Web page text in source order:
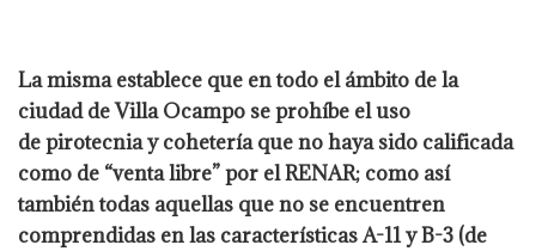
La misma establece que en todo el ámbito de la
ciudad de Villa Ocampo se prohíbe el uso
de pirotecnia y cohetería que no haya sido calificada
como de “venta libre” por el RENAR; como así
también todas aquellas que no se encuentren
comprendidas en las características A-11 y B-3 (de